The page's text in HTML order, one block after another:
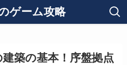
ゲーム攻略
築の基本！序盤拠点